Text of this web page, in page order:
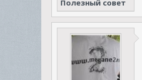
Полезный совет